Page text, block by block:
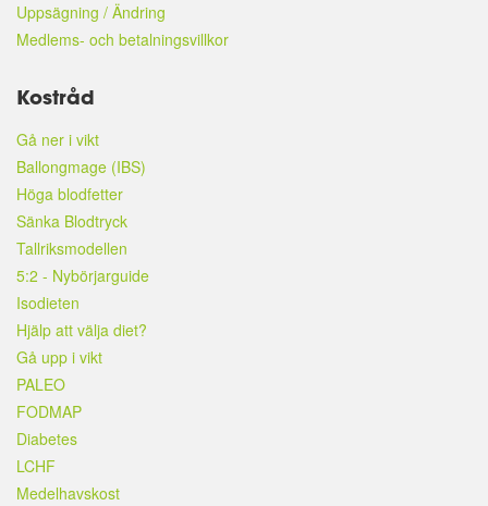
Uppsägning / Ändring
Medlems- och betalningsvillkor
Kostråd
Gå ner i vikt
Ballongmage (IBS)
Höga blodfetter
Sänka Blodtryck
Tallriksmodellen
5:2 - Nybörjarguide
Isodieten
Hjälp att välja diet?
Gå upp i vikt
PALEO
FODMAP
Diabetes
LCHF
Medelhavskost